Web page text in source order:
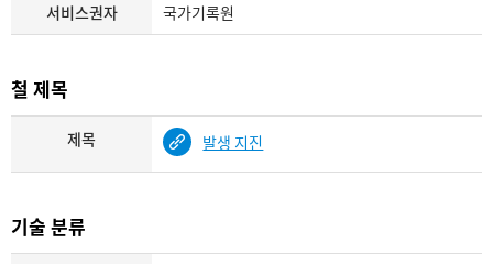
서비스권자 국가기록원
철 제목
제목 발생 지진
기술 분류